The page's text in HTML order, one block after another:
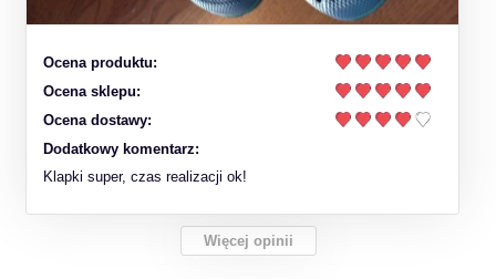
Ocena produktu:
Ocena sklepu:
Ocena dostawy:
Dodatkowy komentarz:
Klapki super, czas realizacji ok!
Więcej opinii